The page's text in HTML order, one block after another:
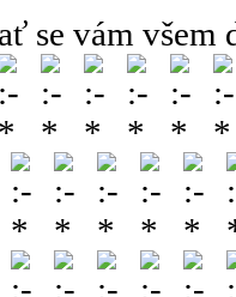
se vám všem